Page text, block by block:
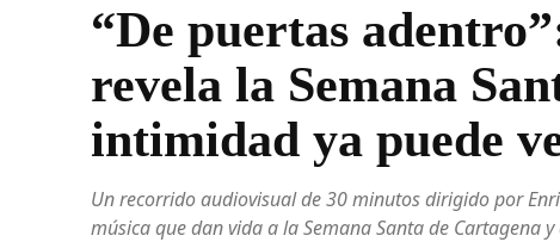
“De puertas
revela la Semana
intimidad ya puede
Un recorrido audiovisual de 30 minutos dirigido por
música que dan vida a la Semana Santa de Cartagena